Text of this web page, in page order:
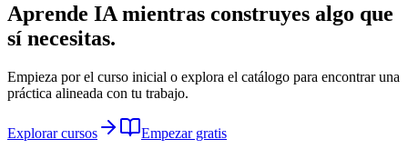
Aprende IA mientras construyes algo que
sí necesitas.
Empieza por el curso inicial o explora el catálogo para encontrar una
práctica alineada con tu trabajo.
Explorar cursos
Empezar gratis